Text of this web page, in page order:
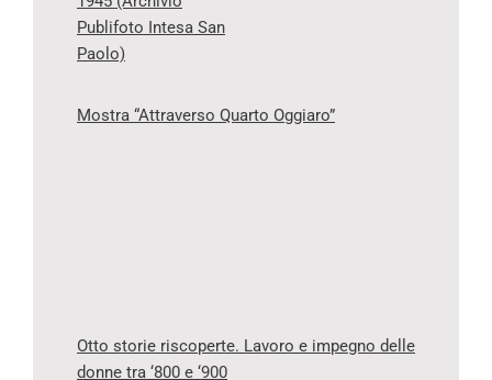
Mostra “Attraverso Quarto Oggiaro”
Otto storie riscoperte. Lavoro e impegno delle
donne tra ‘800 e ‘900